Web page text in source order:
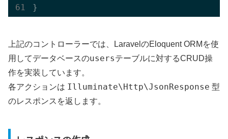
上記のコントローラーでは、LaravelのEloquent ORMを使
用してデータベースのusersテーブルに対するCRUD操
作を実装しています。
各アクションは Illuminate\Http\JsonResponse 型
のレスポンスを返します。